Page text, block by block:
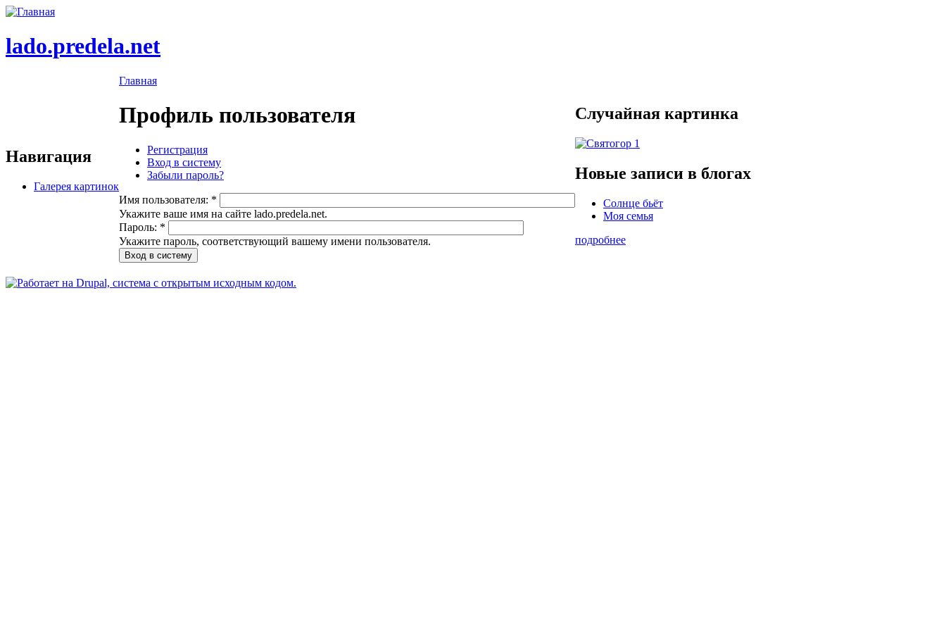
lado.predela.net
Навигация
Галерея картинок
Главная
Профиль пользователя
Регистрация
Вход в систему
Забыли пароль?
Имя пользователя: *
Укажите ваше имя на сайте lado.predela.net.
Пароль: *
Укажите пароль, соответствующий вашему имени пользователя.
Случайная картинка
Новые записи в блогах
Солнце бьёт
Моя семья
подробнее